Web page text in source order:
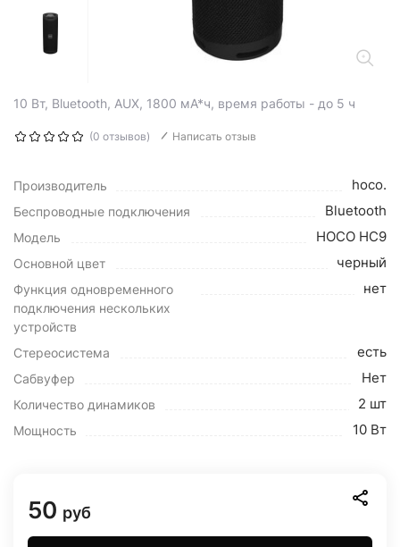
10 Вт, Bluetooth, AUX, 1800 мА*ч, время работы - до 5 ч
(0 отзывов) Написать отзыв
Производитель hoco.
Беспроводные подключения Bluetooth
Модель HOCO HC9
Основной цвет черный
Функция одновременного
подключения нескольких
устройств
нет
Стереосистема есть
Сабвуфер Нет
Количество динамиков 2 шт
Мощность 10 Вт
50 руб